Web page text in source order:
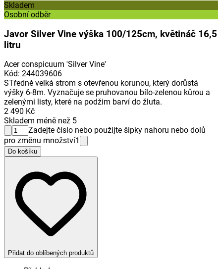
Skladem
Osobní odběr
Javor Silver Vine výška 100/125cm, květináč 16,5
litru
Acer conspicuum 'Silver Vine'
Kód: 244039606
STředně velká strom s otevřenou korunou, který dorůstá
výšky 6-8m. Vyznačuje se pruhovanou bílo-zelenou kůrou a
zelenými listy, které na podžim barví do žluta.
2 490 Kč
Skladem méně než 5
Zadejte číslo nebo použijte šipky nahoru nebo dolů
pro změnu množství1
Do košíku
Přidat do oblíbených produktů